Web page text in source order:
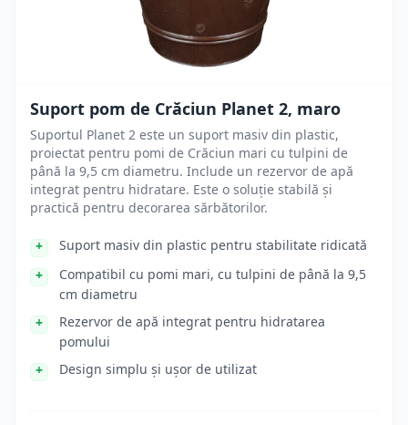
Suport pom de Crăciun Planet 2, maro
Suportul Planet 2 este un suport masiv din plastic,
proiectat pentru pomi de Crăciun mari cu tulpini de
până la 9,5 cm diametru. Include un rezervor de apă
integrat pentru hidratare. Este o soluție stabilă și
practică pentru decorarea sărbătorilor.
Suport masiv din plastic pentru stabilitate ridicată
Compatibil cu pomi mari, cu tulpini de până la 9,5
cm diametru
Rezervor de apă integrat pentru hidratarea
pomului
Design simplu și ușor de utilizat